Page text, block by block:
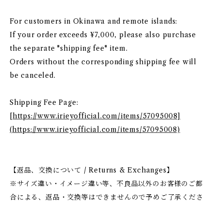
For customers in Okinawa and remote islands:
If your order exceeds ¥7,000, please also purchase
the separate "shipping fee" item.
Orders without the corresponding shipping fee will
be canceled.
Shipping Fee Page:
[https://www.irieyofficial.com/items/57095008]
(https://www.irieyofficial.com/items/57095008)
【返品、交換について / Returns & Exchanges】
※サイズ違い・イメージ違い等、不良品以外のお客様のご都
合による、返品・交換等はできませんので予めご了承くださ